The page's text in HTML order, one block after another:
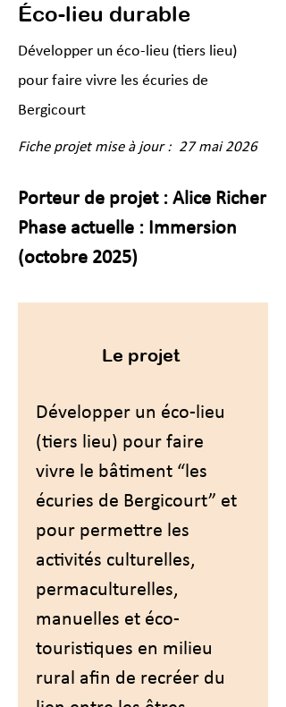
Éco-lieu durable
Développer un éco-lieu (tiers lieu)
pour faire vivre les écuries de
Bergicourt
Fiche projet mise à jour : 27 mai 2026
Porteur de projet : Alice Richer
Phase actuelle : Immersion
(octobre 2025)
Le projet
Développer un éco-lieu
(tiers lieu) pour faire
vivre le bâtiment “les
écuries de Bergicourt” et
pour permettre les
activités culturelles,
permaculturelles,
manuelles et éco-
touristiques en milieu
rural afin de recréer du